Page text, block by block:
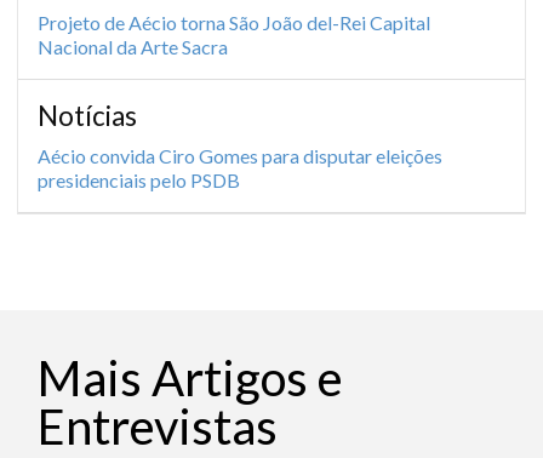
Projeto de Aécio torna São João del-Rei Capital
Nacional da Arte Sacra
Notícias
Aécio convida Ciro Gomes para disputar eleições
presidenciais pelo PSDB
Mais Artigos e
Entrevistas